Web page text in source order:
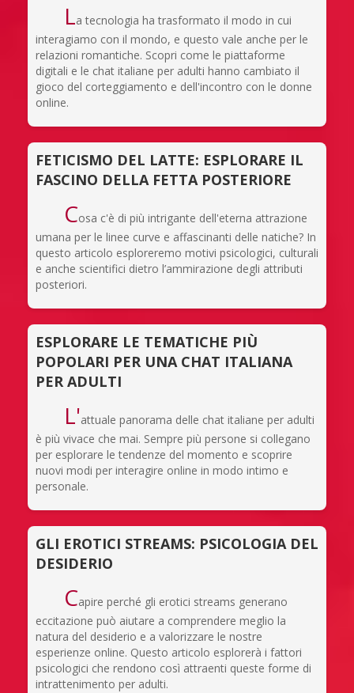
La tecnologia ha trasformato il modo in cui
interagiamo con il mondo, e questo vale anche per le
relazioni romantiche. Scopri come le piattaforme
digitali e le chat italiane per adulti hanno cambiato il
gioco del corteggiamento e dell'incontro con le donne
online.
FETICISMO DEL LATTE: ESPLORARE IL
FASCINO DELLA FETTA POSTERIORE
Cosa c'è di più intrigante dell'eterna attrazione
umana per le linee curve e affascinanti delle natiche? In
questo articolo esploreremo motivi psicologici, culturali
e anche scientifici dietro l’ammirazione degli attributi
posteriori.
ESPLORARE LE TEMATICHE PIÙ
POPOLARI PER UNA CHAT ITALIANA
PER ADULTI
L'attuale panorama delle chat italiane per adulti
è più vivace che mai. Sempre più persone si collegano
per esplorare le tendenze del momento e scoprire
nuovi modi per interagire online in modo intimo e
personale.
GLI EROTICI STREAMS: PSICOLOGIA DEL
DESIDERIO
Capire perché gli erotici streams generano
eccitazione può aiutare a comprendere meglio la
natura del desiderio e a valorizzare le nostre
esperienze online. Questo articolo esplorerà i fattori
psicologici che rendono così attraenti queste forme di
intrattenimento per adulti.